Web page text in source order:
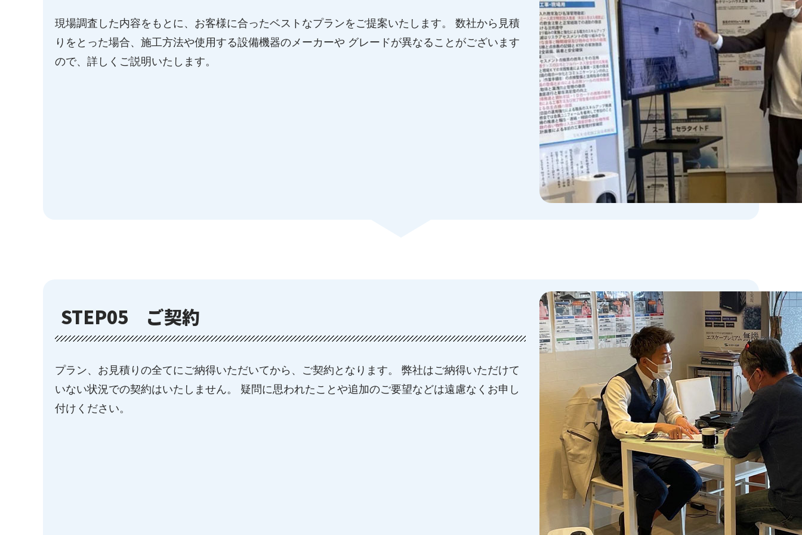
現場調査した内容をもとに、お客様に合ったベストなプランをご提案いたします。 数社から見積
りをとった場合、施工方法や使用する設備機器のメーカーや グレードが異なることがございます
ので、詳しくご説明いたします。
STEP05 ご契約
プラン、お見積りの全てにご納得いただいてから、ご契約となります。 弊社はご納得いただけて
いない状況での契約はいたしません。 疑問に思われたことや追加のご要望などは遠慮なくお申し
付けください。